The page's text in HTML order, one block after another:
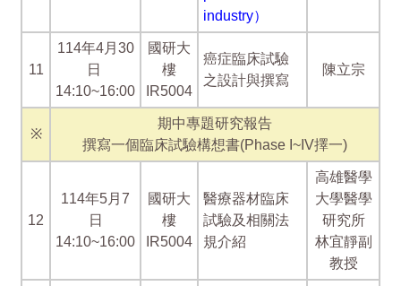
industry）
11
114年4月30
日
14:10~16:00
國研大
樓
IR5004
癌症臨床試驗
之設計與撰寫
陳立宗
※
期中專題研究報告
撰寫一個臨床試驗構想書(Phase I~IV擇一)
12
114年5月7
日
14:10~16:00
國研大
樓
IR5004
醫療器材臨床
試驗及相關法
規介紹
高雄醫學
大學醫學
研究所
林宜靜副
教授